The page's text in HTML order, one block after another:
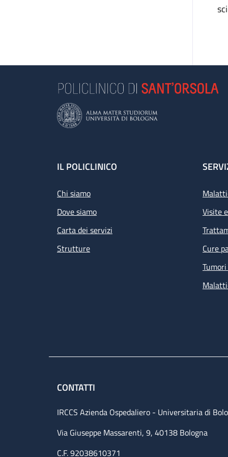
Footer
IL POLICLINICO
Chi siamo
Dove siamo
Carta dei servizi
Strutture
Visite
Cure
CONTATTI
IRCCS Azienda Ospedaliero - Universitaria di
Via Giuseppe Massarenti, 9, 40138 Bologna
C.F. 92038610371